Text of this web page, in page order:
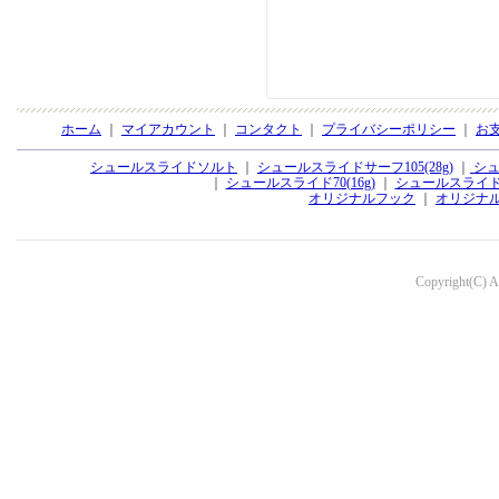
ホーム マイアカウント コンタクト プライバシーポリシー お
シュールスライドソルト シュールスライドサーフ105(28g)
シ
シュールスライド70(16g)｜
シュールスライ
オリジナルフック
オリジナ
Copyright(C)